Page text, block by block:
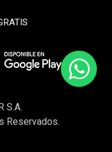
S.A.
Reservados.